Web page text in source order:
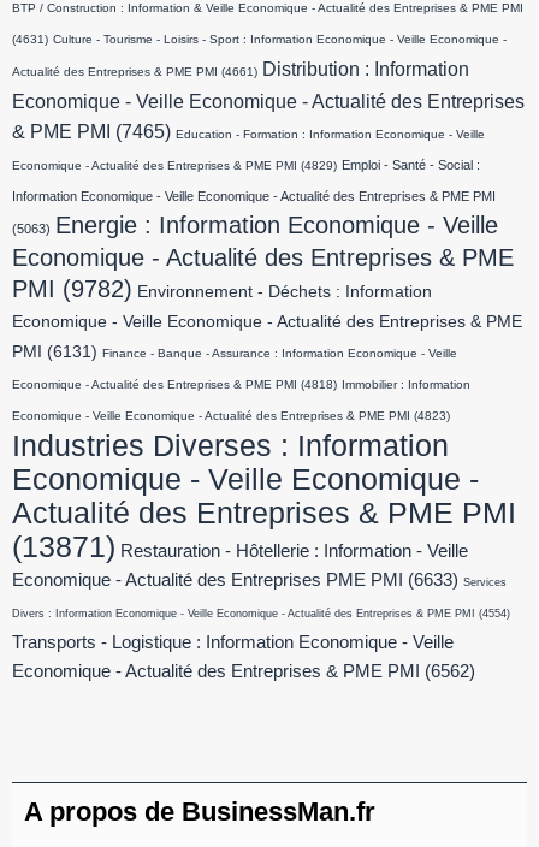
BTP / Construction : Information & Veille Economique - Actualité des Entreprises & PME PMI
(4631) Culture - Tourisme - Loisirs - Sport : Information Economique - Veille Economique -
Actualité des Entreprises & PME PMI (4661) Distribution : Information
Economique - Veille Economique - Actualité des Entreprises
& PME PMI
(7465) Education - Formation : Information Economique - Veille
Economique - Actualité des Entreprises & PME PMI (4829) Emploi - Santé - Social :
Information Economique - Veille Economique - Actualité des Entreprises & PME PMI
(5063) Energie : Information Economique - Veille
Economique - Actualité des Entreprises & PME
PMI (9782) Environnement - Déchets : Information
Economique - Veille Economique - Actualité des Entreprises & PME
PMI
(6131) Finance - Banque - Assurance : Information Economique - Veille
Economique - Actualité des Entreprises & PME PMI (4818) Immobilier : Information
Economique - Veille Economique - Actualité des Entreprises & PME PMI (4823)
Industries Diverses : Information
Economique - Veille Economique -
Actualité des Entreprises & PME PMI
(13871) Restauration - Hôtellerie : Information - Veille
Economique - Actualité des Entreprises PME PMI
(6633) Services
Divers : Information Economique - Veille Economique - Actualité des Entreprises & PME PMI (4554)
Transports - Logistique : Information Economique - Veille
Economique - Actualité des Entreprises & PME PMI
(6562)
A propos de BusinessMan.fr